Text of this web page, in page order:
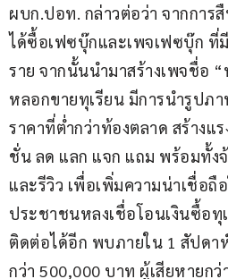
ผบก.ปอท. กล่าวต่อว่า จากการ
ได้ซื้อเฟซบุ๊กและเพจเฟซบุ๊ก ที่
ราย จากนั้นนำมาสร้างเพจชื่อ “
หลอกขายทุเรียน มีการนำรูปภ
ราคาที่ต่ำกว่าท้องตลาด สร้างแ
ชั่น ลด แลก แจก แถม พร้อมทั้ง
และรีวิว เพื่อเพิ่มความน่าเชื่อ
ประชาชนหลงเชื่อโอนเงินซื้อทุ
ติดต่อได้อีก พบภายใน 1 สัปดา
กว่า 500,000 บาท ผู้เสียหายก